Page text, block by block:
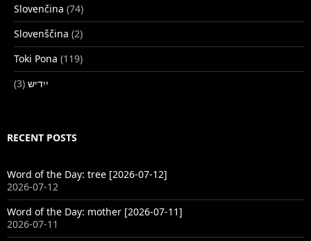
Slovenčina (74)
Slovenščina (2)
Toki Pona (119)
ייִדיש (3)
RECENT POSTS
Word of the Day: tree [2026-07-12]
2026-07-12
Word of the Day: mother [2026-07-11]
2026-07-11